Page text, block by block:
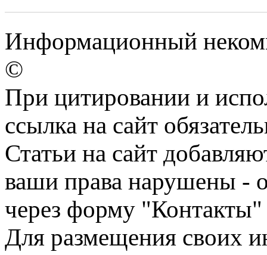
Информационный
©
При цитировании и
ссылка на сайт
Статьи на сайт
ваши права нарушены -
через форму "Контакты"
Для размещения своих